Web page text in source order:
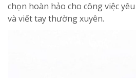
chọn hoàn hảo cho công việc
và viết tay thường xuyên.